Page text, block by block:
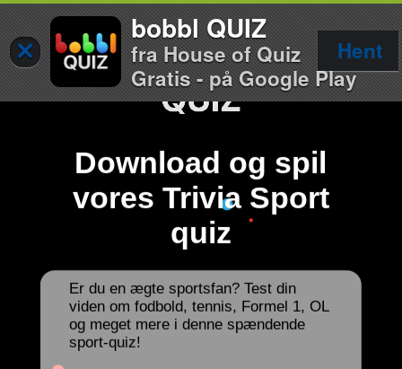
×
bobbl QUIZ
fra House of Quiz
Gratis - på Google Play
Hent
Download og spil
vores Trivia Sport
quiz
Er du en ægte sportsfan? Test din
viden om fodbold, tennis, Formel 1, OL
og meget mere i denne spændende
sport-quiz!